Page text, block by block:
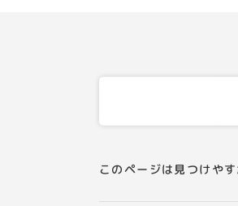
このページは見つけや